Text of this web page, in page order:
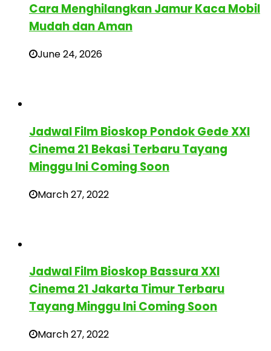
Cara Menghilangkan Jamur Kaca Mobil
Mudah dan Aman
June 24, 2026
Jadwal Film Bioskop Pondok Gede XXI
Cinema 21 Bekasi Terbaru Tayang
Minggu Ini Coming Soon
March 27, 2022
Jadwal Film Bioskop Bassura XXI
Cinema 21 Jakarta Timur Terbaru
Tayang Minggu Ini Coming Soon
March 27, 2022